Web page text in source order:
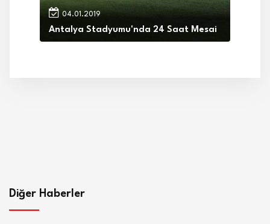
04.01.2019
Antalya Stadyumu'nda 24 Saat Mesai
Diğer Haberler